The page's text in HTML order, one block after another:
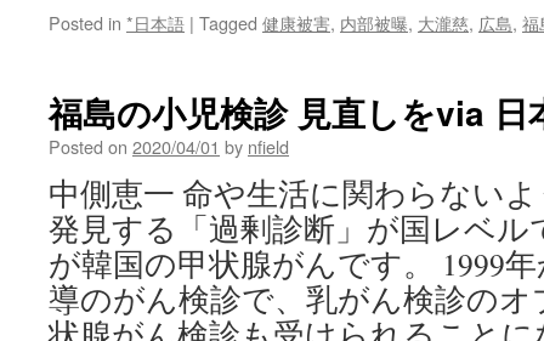
Posted in *日本語 | Tagged 健康被害, 内部被曝, 大瀧慈, 広島, 福
福島の小児検診 見直しをvia 日
Posted on 2020/04/01 by nfield
中側恵一 命や生活に関わらない
発見する「過剰診断」が国レベ
が韓国の甲状腺がんです。 1999
導のがん検診で、乳がん検診の